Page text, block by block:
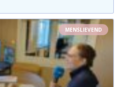
MENSLIEVEND